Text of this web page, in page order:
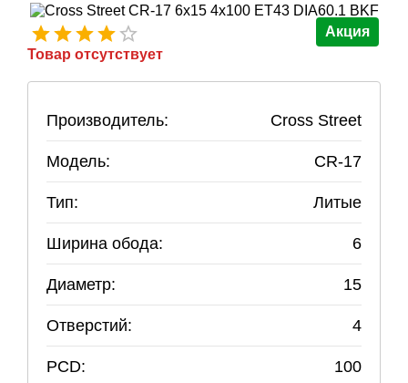
Акция
Товар отсутствует
Производитель: Cross Street
Модель: CR-17
Тип: Литые
Ширина обода: 6
Диаметр: 15
Отверстий: 4
PCD: 100